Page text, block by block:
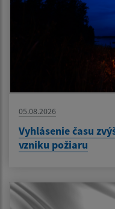
05.08.2026
Vyhlásenie času
vzniku požiaru